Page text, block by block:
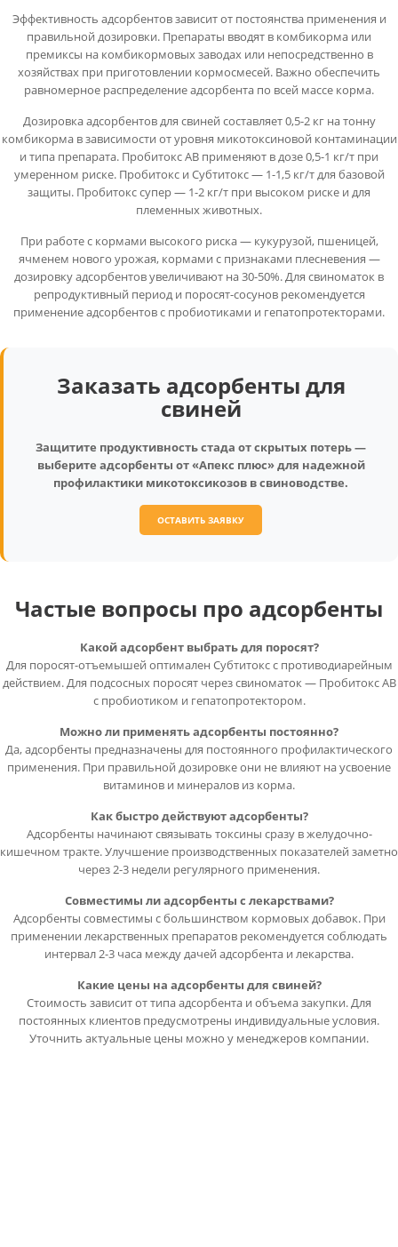
Эффективность адсорбентов зависит от постоянства применения и
правильной дозировки. Препараты вводят в комбикорма или
премиксы на комбикормовых заводах или непосредственно в
хозяйствах при приготовлении кормосмесей. Важно обеспечить
равномерное распределение адсорбента по всей массе корма.
Дозировка адсорбентов для свиней составляет 0,5-2 кг на тонну
комбикорма в зависимости от уровня микотоксиновой контаминации
и типа препарата. Пробитокс АВ применяют в дозе 0,5-1 кг/т при
умеренном риске. Пробитокс и Субтитокс — 1-1,5 кг/т для базовой
защиты. Пробитокс супер — 1-2 кг/т при высоком риске и для
племенных животных.
При работе с кормами высокого риска — кукурузой, пшеницей,
ячменем нового урожая, кормами с признаками плесневения —
дозировку адсорбентов увеличивают на 30-50%. Для свиноматок в
репродуктивный период и поросят-сосунов рекомендуется
применение адсорбентов с пробиотиками и гепатопротекторами.
Заказать адсорбенты для
свиней
Защитите продуктивность стада от скрытых потерь —
выберите адсорбенты от «Апекс плюс» для надежной
профилактики микотоксикозов в свиноводстве.
ОСТАВИТЬ ЗАЯВКУ
Частые вопросы про адсорбенты
Какой адсорбент выбрать для поросят?
Для поросят-отъемышей оптимален Субтитокс с противодиарейным
действием. Для подсосных поросят через свиноматок — Пробитокс АВ
с пробиотиком и гепатопротектором.
Можно ли применять адсорбенты постоянно?
Да, адсорбенты предназначены для постоянного профилактического
применения. При правильной дозировке они не влияют на усвоение
витаминов и минералов из корма.
Как быстро действуют адсорбенты?
Адсорбенты начинают связывать токсины сразу в желудочно-
кишечном тракте. Улучшение производственных показателей заметно
через 2-3 недели регулярного применения.
Совместимы ли адсорбенты с лекарствами?
Адсорбенты совместимы с большинством кормовых добавок. При
применении лекарственных препаратов рекомендуется соблюдать
интервал 2-3 часа между дачей адсорбента и лекарства.
Какие цены на адсорбенты для свиней?
Стоимость зависит от типа адсорбента и объема закупки. Для
постоянных клиентов предусмотрены индивидуальные условия.
Уточнить актуальные цены можно у менеджеров компании.